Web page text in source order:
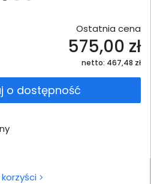
Ostatnia cena
575,00 zł
netto: 467,48 zł
o dostępność